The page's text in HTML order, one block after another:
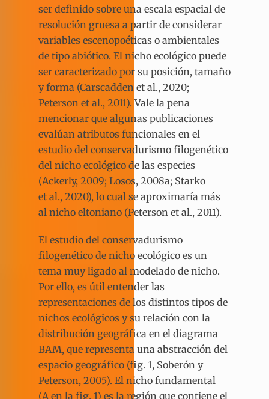
ser definido sobre una escala espacial de
resolución gruesa a partir de considerar
variables escenopoéticas o ambientales
de tipo abiótico. El nicho ecológico puede
ser caracterizado por su posición, tamaño
y forma (Carscadden et al., 2020;
Peterson et al., 2011). Vale la pena
mencionar que algunas publicaciones
evalúan atributos funcionales en el
estudio del conservadurismo filogenético
del nicho ecológico de las especies
(Ackerly, 2009; Losos, 2008a; Starko
et al., 2020), lo cual se aproximaría más
al nicho eltoniano (Peterson et al., 2011).
El estudio del conservadurismo
filogenético de nicho ecológico es un
tema muy ligado al modelado de nicho.
Por ello, es útil entender las
representaciones de los distintos tipos de
nichos ecológicos y su relación con la
distribución geográfica en el diagrama
BAM, que representa una abstracción del
espacio geográfico (fig. 1, Soberón y
Peterson, 2005). El nicho fundamental
(A en la fig. 1) es la región que contiene el